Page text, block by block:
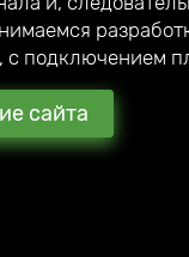
Андрей
Unicode-Profi
наших
и
лично и
с подключением
сайта